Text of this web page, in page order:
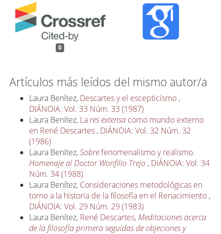
0
Artículos más leídos del mismo autor/a
Laura Benítez, Descartes y el escepticismo ,
DIÁNOIA: Vol. 33 Núm. 33 (1987)
Laura Benítez, Lares extensa como mundo externo
en René Descartes , DIÁNOIA: Vol. 32 Núm. 32
(1986)
Laura Benítez,Sobrefenomenalismo y realismo.
Homenaje al Doctor Wonfilio Trejo , DIÁNOIA: Vol. 34
Núm. 34 (1988)
Laura Benítez, Consideraciones metodológicas en
torno a la historia de la filosofía en el Renacimiento ,
DIÁNOIA: Vol. 29 Núm. 29 (1983)
Laura Benítez, René Descartes, Meditaciones acerca
de la filosofía primera seguidas de objeciones y